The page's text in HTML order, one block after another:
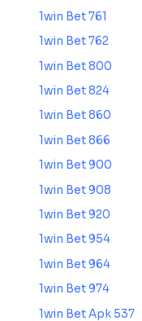
1win Bet 761
1win Bet 762
1win Bet 800
1win Bet 824
1win Bet 860
1win Bet 866
1win Bet 900
1win Bet 908
1win Bet 920
1win Bet 954
1win Bet 964
1win Bet 974
1win Bet Apk 537